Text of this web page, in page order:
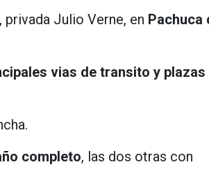
, privada Julio Verne, en Pachuca
vias de transito y plazas
completo, las dos otras con